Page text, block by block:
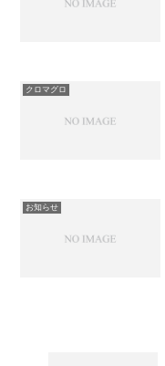
クロマグロ
お知らせ